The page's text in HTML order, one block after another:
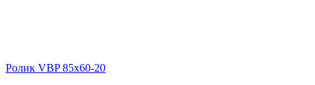
Ролик VBP 85x60-20